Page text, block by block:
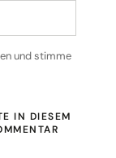
und stimme
IN DIESEM